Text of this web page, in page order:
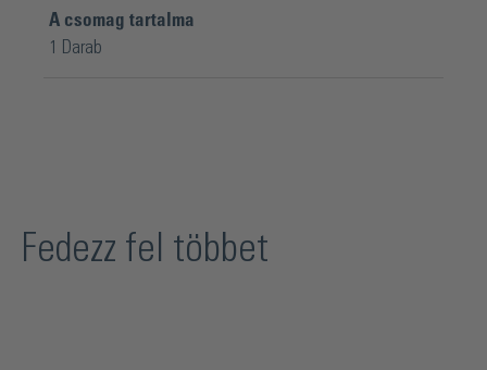
A csomag tartalma
1 Darab
Fedezz fel többet